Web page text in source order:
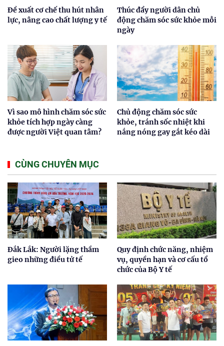
Đề xuất cơ chế thu hút nhân
lực, nâng cao chất lượng y tế
Thúc đẩy người dân chủ
động chăm sóc sức khỏe mỗi
ngày
Vì sao mô hình chăm sóc sức
khỏe tích hợp ngày càng
được người Việt quan tâm?
Chủ động chăm sóc sức
khỏe, tránh sốc nhiệt khi
nắng nóng gay gắt kéo dài
CÙNG CHUYÊN MỤC
Đắk Lắk: Người lặng thầm
gieo những điều tử tế
Quy định chức năng, nhiệm
vụ, quyền hạn và cơ cấu tổ
chức của Bộ Y tế